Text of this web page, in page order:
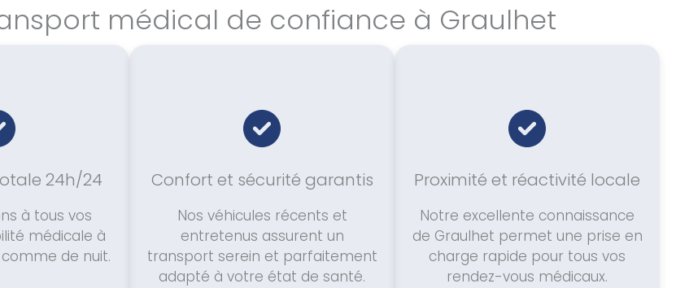
médical de confiance à Graulhet
24h/24
à tous vos
médicale à
de nuit.
Confort et sécurité garantis
Nos véhicules récents et
entretenus assurent un
transport serein et parfaitement
adapté à votre état de santé.
Proximité et réactivité locale
Notre excellente connaissance
de Graulhet permet une prise en
charge rapide pour tous vos
rendez-vous médicaux.